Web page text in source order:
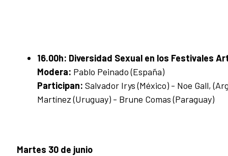
16.00h: Diversidad Sexual en los Festivales
Modera: Pablo Peinado (España)
Participan: Salvador Irys (México) - Noe Gall,
Martínez (Uruguay) - Brune Comas (Paraguay)
Martes 30 de junio